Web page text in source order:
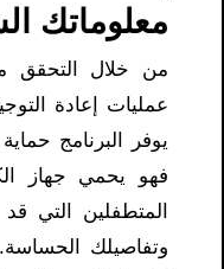
معلوماتك
من خلال التحقق
عمليات إعادة
يوفر البرنامج
فهو يحمي جهاز
المتطفلين التي
وتفاصيلك